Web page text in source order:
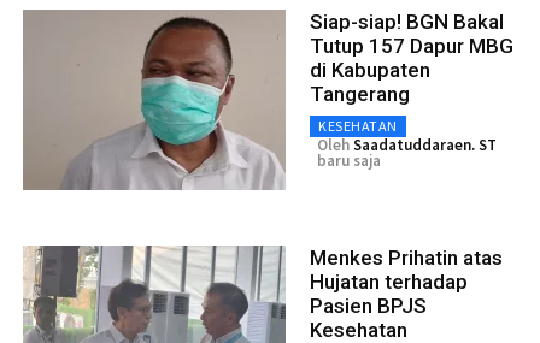
Siap-siap! BGN Bakal
Tutup 157 Dapur MBG
di Kabupaten
Tangerang
KESEHATAN
OlehSaadatuddaraen. ST
baru saja
Menkes Prihatin atas
Hujatan terhadap
Pasien BPJS
Kesehatan